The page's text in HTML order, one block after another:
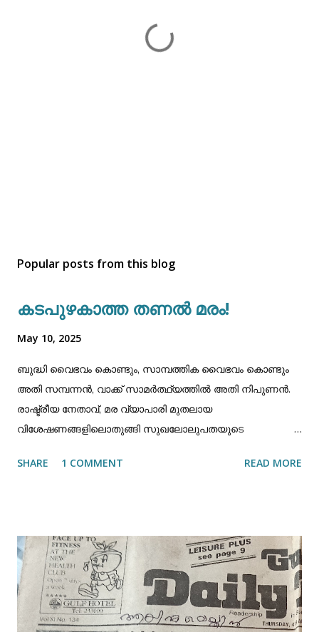
Popular posts from this blog
കടപുഴകാത്ത തണൽ മരം!
May 10, 2025
ബുദ്ധി വൈഭവം കൊണ്ടും, സാമ്പത്തിക വൈഭവം കൊണ്ടും
അതി സമ്പന്നൻ, വാക്ക് സാമർത്ഥ്യത്തിൽ അതി നിപുണൻ.
രാഷ്ട്രീയ നേതാവ്, മര വ്യാപാരി മുതലായ
വിശേഷണങ്ങളിലൊതുങ്ങി സുഖലോലുപതയുടെ
മേഖലകളിൽ വിഹരികേണ്ടിയിരുന്ന ഒരാൾ, തന്റെ ധനവും,
വാചാലനാവുകയും ചെയ്ത ഒരു വ്യക്തിത്വമായിരുന്നു
വയലിൽ മൊയ്തീൻ കോയ ഹാജിയുടേത്. 1951-ൽ മുസ്ലിം
സ്റ്റുഡന്റ് ഫെഡറേഷൻ മലപ്പുറം ജില്ലാ
സെക്രട്ടരിയായിരുന്ന അദ്ദേഹം. 1956-57 വർഷത്തിൽ
കോഴിക്കോട് ജില്ലാ കോൺഗ്രസ്സ് കമ്മറ്റി സെക്രട്ടരിയായി
SHARE 1 COMMENT READ MORE